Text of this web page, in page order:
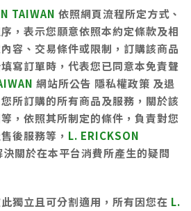
TAIWAN 依照網頁流程所定方式、
，表示您願意依照本約定條款及相
容、交易條件或限制，訂購該商品
寫訂單時，代表您已同意本免責聲
網站所公告 隱私權政策 及退
所訂購的所有商品及服務，關於該
，依照其所制定的條件，負責對您
後服務等， L. ERICKSON
關於在本平台消費所產生的疑問
獨立且可分割適用，所有因您在 L.